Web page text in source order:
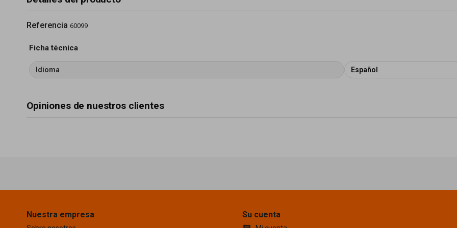
Referencia 60099
Ficha técnica
Idioma Español
Opiniones de nuestros clientes
Nuestra empresa Su cuenta